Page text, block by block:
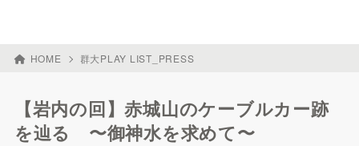
HOME 群大PLAY LIST_PRESS
【岩内の回】赤城山のケーブルカー跡
を辿る 〜御神水を求めて〜